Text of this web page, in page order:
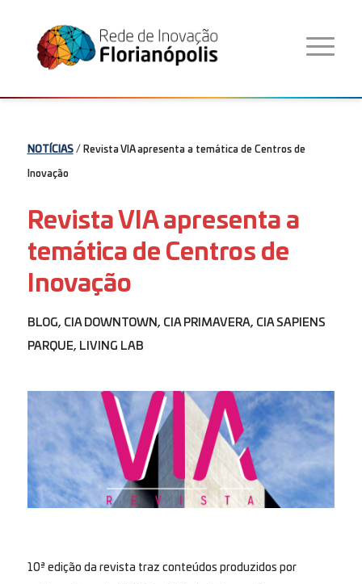
NOTÍCIAS/ Revista VIA apresenta a temática de Centros de
Inovação
Revista VIA apresenta a
temática de Centros de
Inovação
BLOG, CIA DOWNTOWN , CIA PRIMAVERA, CIA SAPIENS
PARQUE, LIVING LAB
10ª edição da revista traz conteúdos produzidos por